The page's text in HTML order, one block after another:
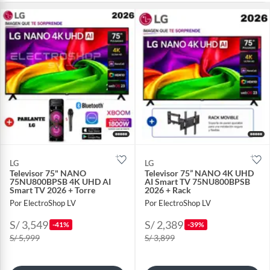
LG
Televisor 75" NANO
75NU800BPSB 4K UHD AI
Smart TV 2026 + Torre
Por ElectroShop LV
S/ 3,549 -41%
S/ 5,999
LG
Televisor 75” NANO 4K UHD
AI Smart TV 75NU800BPSB
2026 + Rack
Por ElectroShop LV
S/ 2,389 -39%
S/ 3,899